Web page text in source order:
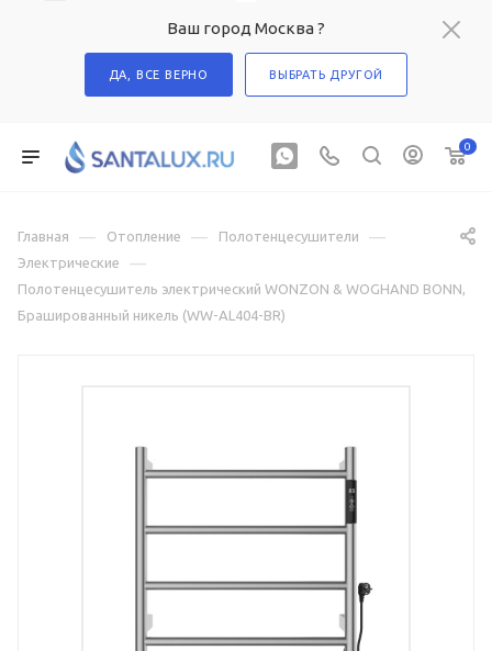
Ваш город Москва ?
ДА, ВСЕ ВЕРНО ВЫБРАТЬ ДРУГОЙ
0
Главная — Отопление — Полотенцесушители —
Электрические —
Полотенцесушитель электрический WONZON & WOGHAND BONN,
Брашированный никель (WW-AL404-BR)